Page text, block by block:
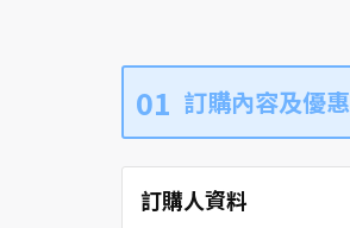
01 訂購內容及優惠
訂購人資料